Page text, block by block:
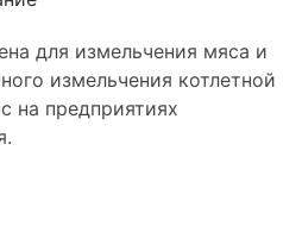
для измельчения мяса и
измельчения котлетной
на предприятиях